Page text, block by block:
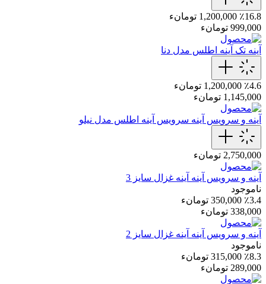
٪16.8 1,200,000 تومانء
999,000 تومانء
آینه تک آینه اطلس مدل دنا
٪4.6 1,200,000 تومانء
1,145,000 تومانء
آینه و سرویس آینه سرویس آینه اطلس مدل نیلو
2,750,000 تومانء
آینه و سرویس آینه آینه غزال سایز 3
ناموجود
٪3.4 350,000 تومانء
338,000 تومانء
آینه و سرویس آینه آینه غزال سایز 2
ناموجود
٪8.3 315,000 تومانء
289,000 تومانء